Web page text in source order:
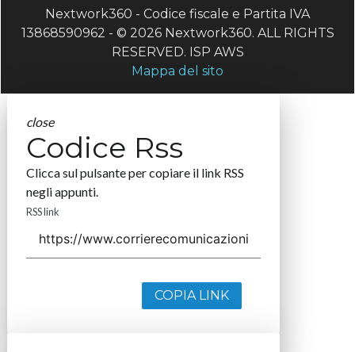
Nextwork360 - Codice fiscale e Partita IVA
13868590962 - © 2026 Nextwork360. ALL RIGHTS
RESERVED. ISP AWS
Mappa del sito
close
Codice Rss
Clicca sul pulsante per copiare il link RSS
negli appunti.
RSS link
COPIA LINK